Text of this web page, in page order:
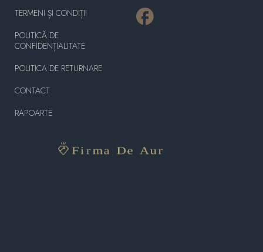
TERMENI ȘI CONDIȚII
POLITICĂ DE
CONFIDENȚIALITATE
POLITICA DE RETURNARE
CONTACT
RAPOARTE